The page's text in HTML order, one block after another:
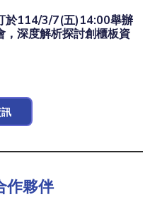
於114/3/7(五)14:00舉辦
，深度解析探討創櫃板資
作夥伴